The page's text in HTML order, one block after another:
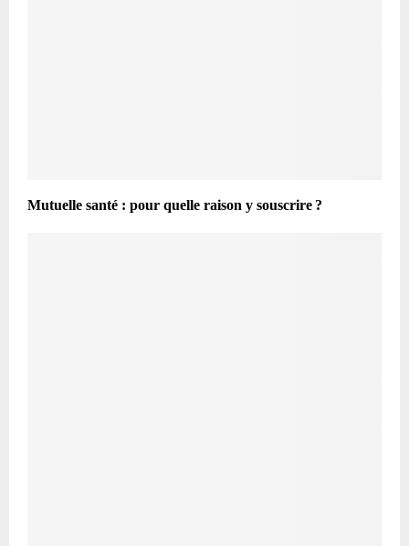
Mutuelle santé : pour quelle raison y souscrire ?